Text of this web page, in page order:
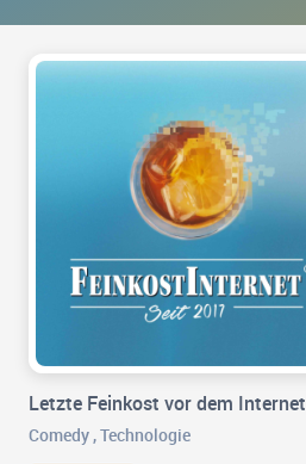
Letzte Feinkost vor dem Internet
Comedy ,Technologie